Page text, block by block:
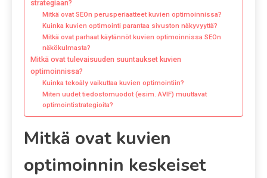
strategiaan?
Mitkä ovat SEOn perusperiaatteet kuvien optimoinnissa?
Kuinka kuvien optimointi parantaa sivuston näkyvyyttä?
Mitkä ovat parhaat käytännöt kuvien optimoinnissa SEOn
näkökulmasta?
Mitkä ovat tulevaisuuden suuntaukset kuvien
optimoinnissa?
Kuinka tekoäly vaikuttaa kuvien optimointiin?
Miten uudet tiedostomuodot (esim. AVIF) muuttavat
optimointistrategioita?
Mitkä ovat kuvien
optimoinnin keskeiset